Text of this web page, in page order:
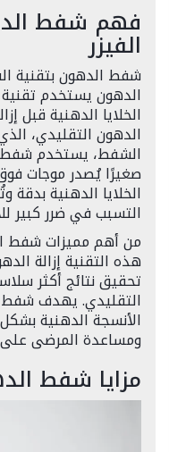
فهم شفط
الفيزر
شفط الدهون بتقنية
الدهون يستخدم
الخلايا الدهنية قبل
الدهون التقليدي،
الشفط، يستخدم شفط
صغيرًا يُصدر موجات
الخلايا الدهنية
التسبب في ضرر كبير
من أهم مميزات شفط
هذه التقنية إزالة
تحقيق نتائج أكثر
التقليدي. يهدف شفط
الأنسجة الدهنية
ومساعدة المرضى
مزايا شفط